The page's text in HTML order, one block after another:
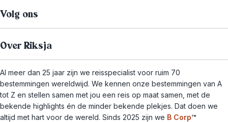
Volg ons
Over Riksja
Al meer dan 25 jaar zijn we reisspecialist voor ruim 70
bestemmingen wereldwijd. We kennen onze bestemmingen van A
tot Z en stellen samen met jou een reis op maat samen, met de
bekende highlights én de minder bekende plekjes. Dat doen we
altijd met hart voor de wereld. Sinds 2025 zijn we B Corp™